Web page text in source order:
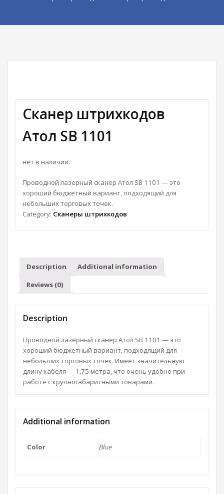
Сканер штрихкодов
Атол SB 1101
нет в наличии.
Проводной лазерный сканер Атол SB 1101 — это
хороший бюджетный вариант, подходящий для
небольших торговых точек.
Category: Сканеры штрихкодов
Description Additional information
Reviews (0)
Description
Проводной лазерный сканер Атол SB 1101 — это
хороший бюджетный вариант, подходящий для
небольших торговых точек. Имеет значительную
длину кабеля — 1,75 метра, что очень удобно при
работе с крупногабаритными товарами.
Additional information
Color Blue